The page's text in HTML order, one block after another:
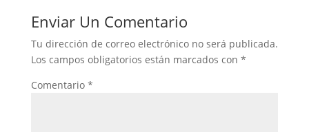
Enviar Un Comentario
Tu dirección de correo electrónico no será publicada.
Los campos obligatorios están marcados con *
Comentario *